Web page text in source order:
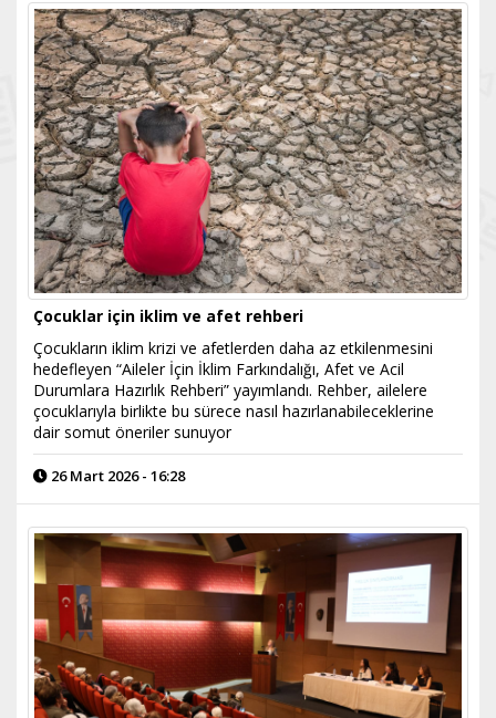
Çocuklar için iklim ve afet rehberi
Çocukların iklim krizi ve afetlerden daha az etkilenmesini
hedefleyen “Aileler İçin İklim Farkındalığı, Afet ve Acil
Durumlara Hazırlık Rehberi” yayımlandı. Rehber, ailelere
çocuklarıyla birlikte bu sürece nasıl hazırlanabileceklerine
dair somut öneriler sunuyor
26 Mart 2026 - 16:28